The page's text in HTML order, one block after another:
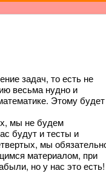
задач, то есть не
весьма нудно и
Этому будет
мы не будем
будут и тесты и
мы
материалом, при
но у нас это есть!